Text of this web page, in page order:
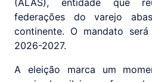
federações do varejo
continente. O mandato
2026-2027.
A eleição marca um